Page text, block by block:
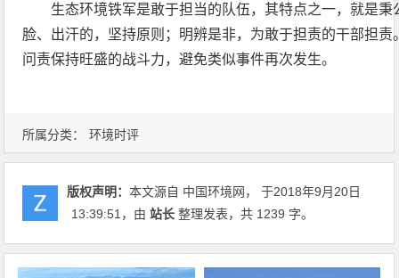
所属分类： 环境时评
生态环境铁军是敢于担当的队伍，其特点之一，就是
脸、出汗的，坚持原则；明辨是非，为敢于担责的干部担
问责保持旺盛的战斗力，避免类似事件再次发生。
版权声明：本文源自 中国环境网， 于2018年9月20日
13:39:51 ，由站长 整理发表，共 1239 字。